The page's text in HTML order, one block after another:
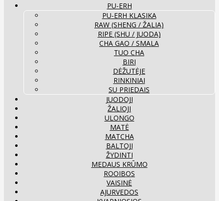
PU-ERH
PU-ERH KLASIKA
RAW (SHENG / ŽALIA)
RIPE (SHU / JUODA)
CHA GAO / SMALA
TUO CHA
BIRI
DĖŽUTĖJE
RINKINIAI
SU PRIEDAIS
JUODOJI
ŽALIOJI
ULONGO
MATĖ
MATCHA
BALTOJI
ŽYDINTI
MEDAUS KRŪMO
ROOIBOS
VAISINĖ
AJURVEDOS